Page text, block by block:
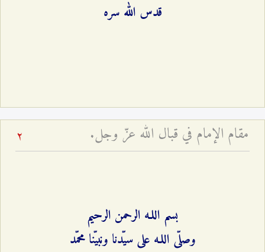
قدس الله سره
مقام الإمام في قبال الله عزّ وجل. 2
بسم اللـه الرحمن الرحيم
وصلّى اللـه على سيّدنا ونبيّنا محمّد